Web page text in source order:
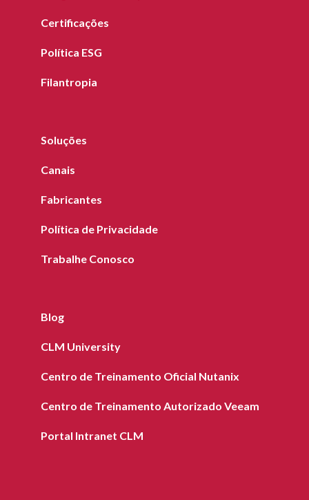
Certificações
Política ESG
Filantropia
Soluções
Canais
Fabricantes
Política de Privacidade
Trabalhe Conosco
Blog
CLM University
Centro de Treinamento Oficial Nutanix
Centro de Treinamento Autorizado Veeam
Portal Intranet CLM